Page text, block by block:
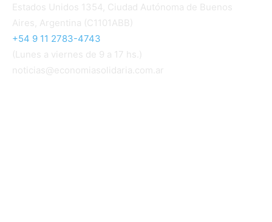
Estados Unidos 1354, Ciudad Autónoma de Buenos
Aires, Argentina (C1101ABB)
+54 9 11 2783-4743
(Lunes a viernes de 9 a 17 hs.)
noticias@economiasolidaria.com.ar